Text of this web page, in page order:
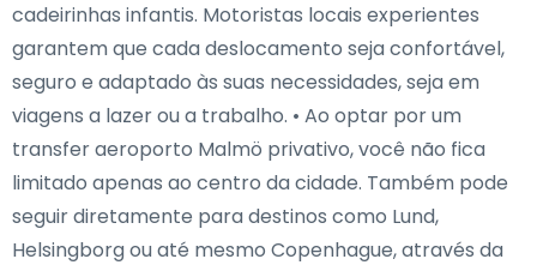
cadeirinhas infantis. Motoristas locais experientes
garantem que cada deslocamento seja confortável,
seguro e adaptado às suas necessidades, seja em
viagens a lazer ou a trabalho. • Ao optar por um
transfer aeroporto Malmö privativo, você não fica
limitado apenas ao centro da cidade. Também pode
seguir diretamente para destinos como Lund,
Helsingborg ou até mesmo Copenhague, através da